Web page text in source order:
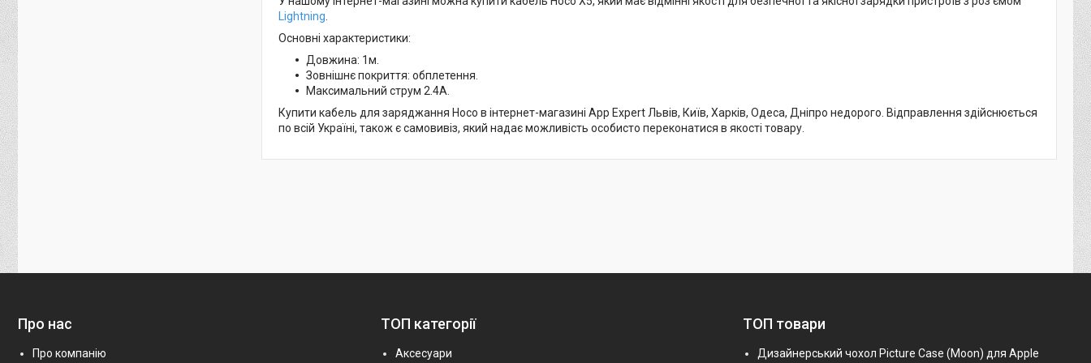
Lightning
Основні характеристики:
Довжина: 1м.
Зовнішнє покриття: обплетення.
Максимальний струм 2.4A.
Купити кабель для заряджання Hoco в інтернет-магазині App Expert Львів, Київ, Харків, Одеса, Дніпро недорого. Відправлення здійснюється
по всій Україні, також є самовивіз, який надає можливість особисто переконатися в якості товару.
Про нас
Про компанію
ТОП категорії
Аксесуари
ТОП товари
Дизайнерський чохол Picture Case (Moon) для Apple